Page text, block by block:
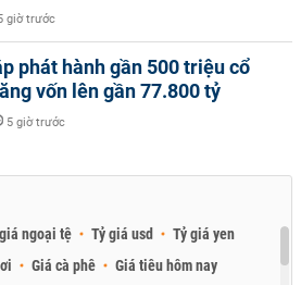
giờ trước
phát hành gần 500 triệu cổ
vốn lên gần 77.800 tỷ
5 giờ trước
ngoại tệ Tỷ giá usd
Tỷ giá yen
Giá cà phê Giá tiêu hôm nay